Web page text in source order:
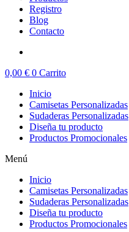
Registro
Blog
Contacto
0,00 € 0 Carrito
Inicio
Camisetas Personalizadas
Sudaderas Personalizadas
Diseña tu producto
Productos Promocionales
Menú
Inicio
Camisetas Personalizadas
Sudaderas Personalizadas
Diseña tu producto
Productos Promocionales